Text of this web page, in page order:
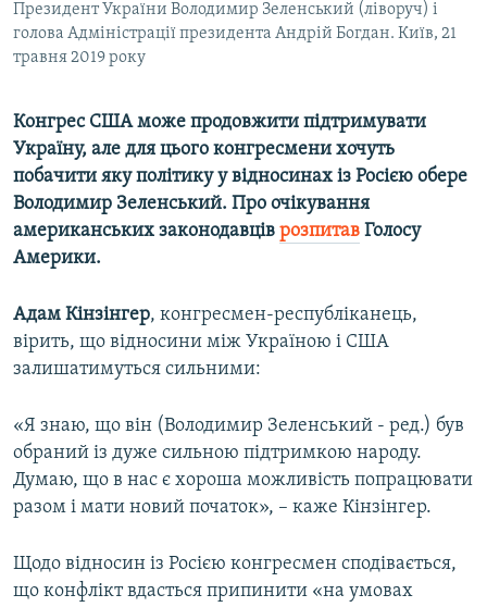
Президент України Володимир Зеленський (ліворуч) і
голова Адміністрації президента Андрій Богдан. Київ, 21
травня 2019 року
Конгрес США може продовжити підтримувати
Україну, але для цього конгресмени хочуть
побачити яку політику у відносинах із Росією обере
Володимир Зеленський. Про очікування
американських законодавців розпитав Голосу
Америки.
Адам Кінзінгер, конгресмен-республіканець,
вірить, що відносини між Україною і США
залишатимуться сильними:
«Я знаю, що він (Володимир Зеленський - ред.) був
обраний із дуже сильною підтримкою народу.
Думаю, що в нас є хороша можливість попрацювати
разом і мати новий початок», – каже Кінзінгер.
Щодо відносин із Росією конгресмен сподівається,
що конфлікт вдасться припинити «на умовах